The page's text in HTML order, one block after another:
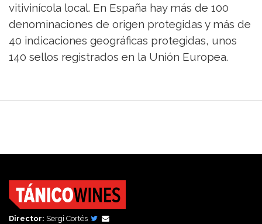
vitivinícola local. En España hay más de 100
denominaciones de origen protegidas y más de
40 indicaciones geográficas protegidas, unos
140 sellos registrados en la Unión Europea.
Director: Sergi Cortés